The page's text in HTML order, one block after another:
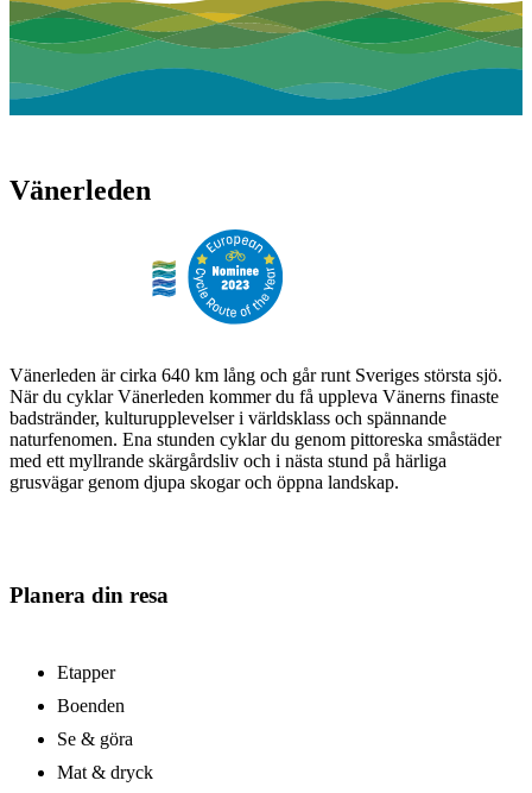
Vänerleden
Vänerleden är cirka 640 km lång och går runt Sveriges största sjö.
När du cyklar Vänerleden kommer du få uppleva Vänerns finaste
badstränder, kulturupplevelser i världsklass och spännande
naturfenomen. Ena stunden cyklar du genom pittoreska småstäder
med ett myllrande skärgårdsliv och i nästa stund på härliga
grusvägar genom djupa skogar och öppna landskap.
Planera din resa
Etapper
Boenden
Se & göra
Mat & dryck